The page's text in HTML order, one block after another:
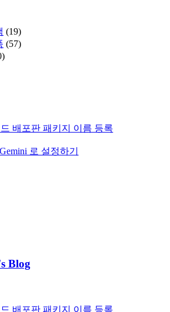
(19)
(57)
배포판 패키지 이름 등록
로 설정하기
Blog
배포판 패키지 이름 등록